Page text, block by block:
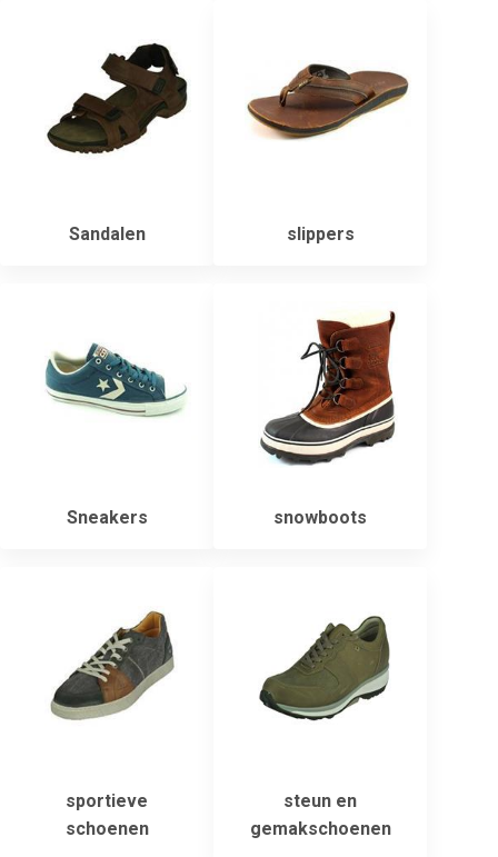
Sandalen slippers
Sneakers snowboots
sportieve
schoenen
steun en
gemakschoenen